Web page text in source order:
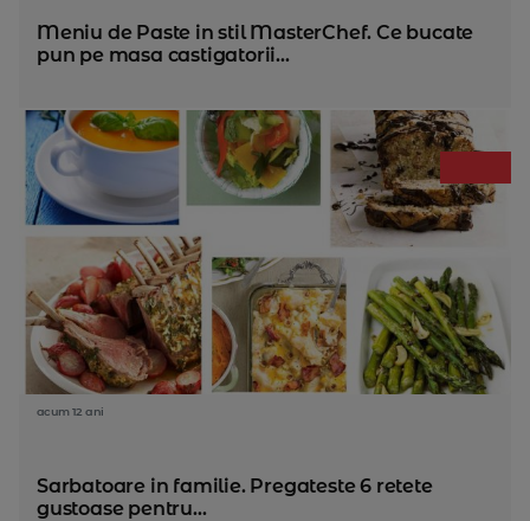
Meniu de Paste in stil MasterChef. Ce bucate
pun pe masa castigatorii...
acum 12 ani
Sarbatoare in familie. Pregateste 6 retete
gustoase pentru...